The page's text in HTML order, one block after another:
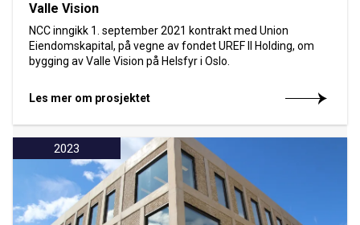
Valle Vision
NCC inngikk 1. september 2021 kontrakt med Union
Eiendomskapital, på vegne av fondet UREF II Holding, om
bygging av Valle Vision på Helsfyr i Oslo.
Les mer om prosjektet
2023